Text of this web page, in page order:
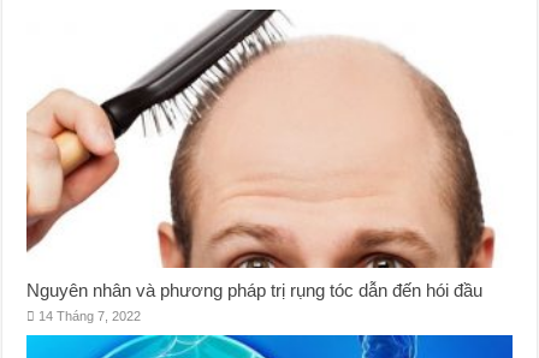
Nguyên nhân và phương pháp trị rụng tóc dẫn đến hói đầu
14 Tháng 7, 2022